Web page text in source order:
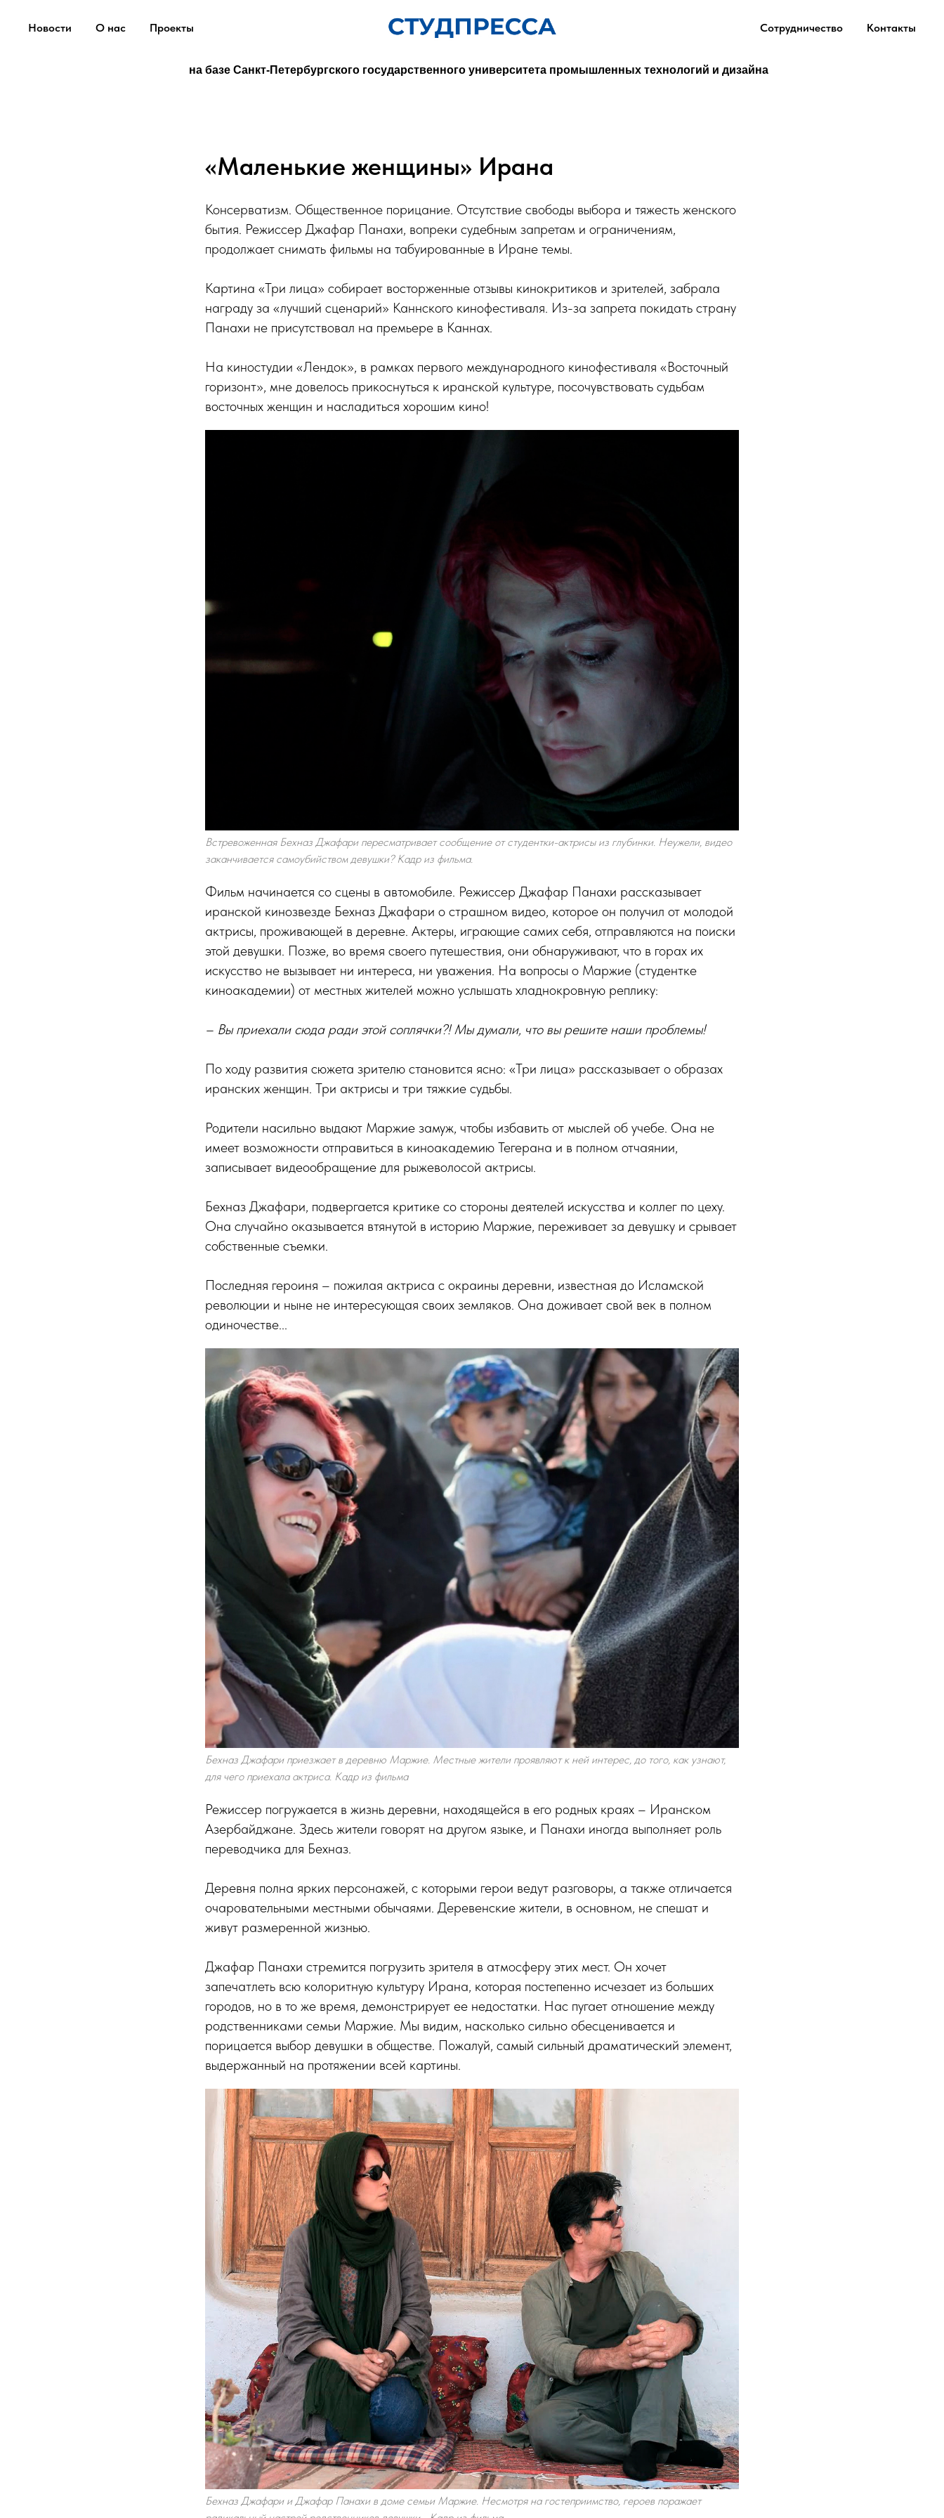
Новости О нас Проекты Сотрудничество Контакты
на базе Санкт-Петербургского государственного университета промышленных технологий и дизайна
«Маленькие женщины» Ирана
Консерватизм. Общественное порицание. Отсутствие свободы выбора и тяжесть женского
бытия. Режиссер Джафар Панахи, вопреки судебным запретам и ограничениям,
продолжает снимать фильмы на табуированные в Иране темы.
Картина «Три лица» собирает восторженные отзывы кинокритиков и зрителей, забрала
награду за «лучший сценарий» Каннского кинофестиваля. Из-за запрета покидать страну
Панахи не присутствовал на премьере в Каннах.
На киностудии «Лендок», в рамках первого международного кинофестиваля «Восточный
горизонт», мне довелось прикоснуться к иранской культуре, посочувствовать судьбам
восточных женщин и насладиться хорошим кино!
Встревоженная Бехназ Джафари пересматривает сообщение от студентки-актрисы из глубинки. Неужели, видео
заканчивается самоубийством девушки? Кадр из фильма.
Фильм начинается со сцены в автомобиле. Режиссер Джафар Панахи рассказывает
иранской кинозвезде Бехназ Джафари о страшном видео, которое он получил от молодой
актрисы, проживающей в деревне. Актеры, играющие самих себя, отправляются на поиски
этой девушки. Позже, во время своего путешествия, они обнаруживают, что в горах их
искусство не вызывает ни интереса, ни уважения. На вопросы о Маржие (студентке
киноакадемии) от местных жителей можно услышать хладнокровную реплику:
– Вы приехали сюда ради этой соплячки?! Мы думали, что вы решите наши проблемы!
По ходу развития сюжета зрителю становится ясно: «Три лица» рассказывает о образах
иранских женщин. Три актрисы и три тяжкие судьбы.
Родители насильно выдают Маржие замуж, чтобы избавить от мыслей об учебе. Она не
имеет возможности отправиться в киноакадемию Тегерана и в полном отчаянии,
записывает видеообращение для рыжеволосой актрисы.
Бехназ Джафари, подвергается критике со стороны деятелей искусства и коллег по цеху.
Она случайно оказывается втянутой в историю Маржие, переживает за девушку и срывает
собственные съемки.
Последняя героиня – пожилая актриса с окраины деревни, известная до Исламской
революции и ныне не интересующая своих земляков. Она доживает свой век в полном
одиночестве...
Бехназ Джафари приезжает в деревню Маржие. Местные жители проявляют к ней интерес, до того, как узнают,
для чего приехала актриса. Кадр из фильма
Режиссер погружается в жизнь деревни, находящейся в его родных краях – Иранском
Азербайджане. Здесь жители говорят на другом языке, и Панахи иногда выполняет роль
переводчика для Бехназ.
Деревня полна ярких персонажей, с которыми герои ведут разговоры, а также отличается
очаровательными местными обычаями. Деревенские жители, в основном, не спешат и
живут размеренной жизнью.
Джафар Панахи стремится погрузить зрителя в атмосферу этих мест. Он хочет
запечатлеть всю колоритную культуру Ирана, которая постепенно исчезает из больших
городов, но в то же время, демонстрирует ее недостатки. Нас пугает отношение между
родственниками семьи Маржие. Мы видим, насколько сильно обесценивается и
порицается выбор девушки в обществе. Пожалуй, самый сильный драматический элемент,
выдержанный на протяжении всей картины.
Бехназ Джафари и Джафар Панахи в доме семьи Маржие. Несмотря на гостеприимство, героев поражает